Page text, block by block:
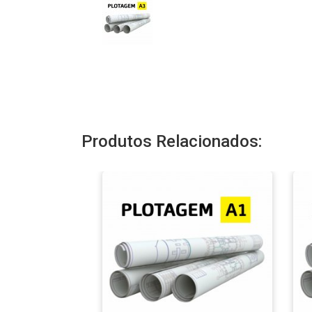
Produtos Relacionados: